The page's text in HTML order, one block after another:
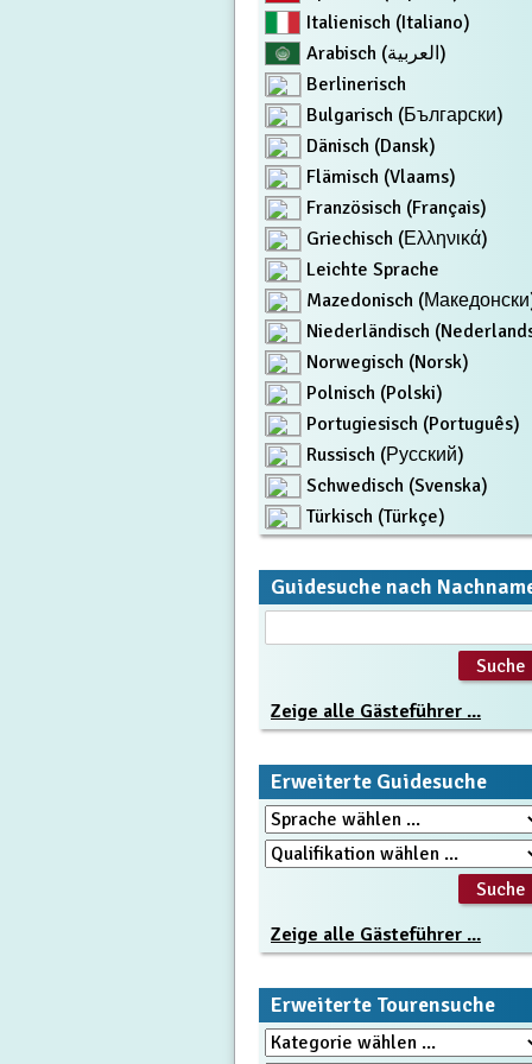
Italienisch (Italiano)
Arabisch (العربية)
Berlinerisch
Bulgarisch (Български)
Dänisch (Dansk)
Flämisch (Vlaams)
Französisch (Français)
Griechisch (Ελληνικά)
Leichte Sprache
Mazedonisch
Niederländisch
Norwegisch (Norsk)
Polnisch (Polski)
Portugiesisch (Português)
Russisch (Русский)
Schwedisch (Svenska)
Türkisch (Türkçe)
Guidesuche nach
Zeige alle Gästeführer ...
Erweiterte Guidesuche
Zeige alle Gästeführer ...
Erweiterte Tourensuche